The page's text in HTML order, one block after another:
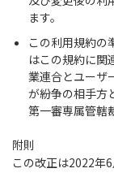
ます。
この利用規約の
はこの規約に関
業連合とユーザ
が紛争の相手方
第一審専属管轄
附則
この改正は2022年